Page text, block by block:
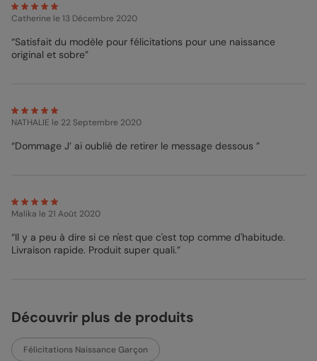
Catherine le 13 Décembre 2020
“Satisfait du modèle pour félicitations pour une naissance
original et sobre”
NATHALIE le 22 Septembre 2020
“Dommage J’ ai oublié de retirer le message dessous ”
Malika le 21 Août 2020
“Il y a peu à dire si ce n'est que c'est top comme d'habitude.
Livraison rapide. Produit super quali.”
Découvrir plus de produits
Félicitations Naissance Garçon